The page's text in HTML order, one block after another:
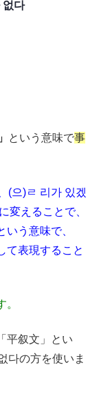
없다
という意味で事
(으)ㄹ 리가 있겠
変えることで、
いう意味で、
て表現すること
平叙文」とい
다の方を使いま